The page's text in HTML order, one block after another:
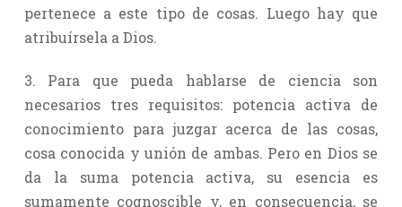
pertenece a este tipo de cosas. Luego hay que
atribuírsela a Dios.
3. Para que pueda hablarse de ciencia son
necesarios tres requisitos: potencia activa de
conocimiento para juzgar acerca de las cosas,
cosa conocida y unión de ambas. Pero en Dios se
da la suma potencia activa, su esencia es
sumamente cognoscible y, en consecuencia, se